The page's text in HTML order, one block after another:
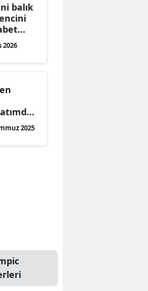
balık
dikkat
2026
2025